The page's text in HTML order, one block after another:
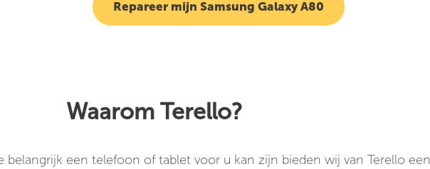
Repareer mijn Samsung Galaxy A80
Waarom Terello?
een telefoon of tablet voor u kan zijn bieden wij van Terello een